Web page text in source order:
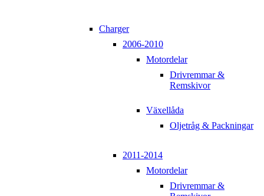
Charger
2006-2010
Motordelar
Drivremmar &
Remskivor
Växellåda
Oljetråg & Packningar
2011-2014
Motordelar
Drivremmar &